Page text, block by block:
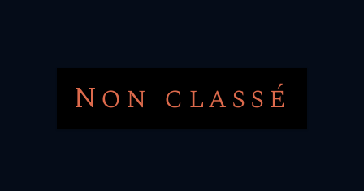
Non classé